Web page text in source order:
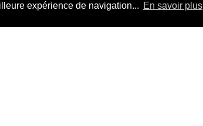
expérience de navigation... En savoir plus